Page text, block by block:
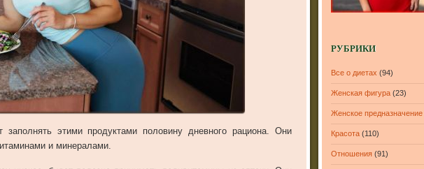
этими продуктами половину дневного рациона. Они
и минералами.
РУБРИКИ
Все о диетах (94)
Женская фигура (23)
Женское предназначение
Красота (110)
Отношения (91)